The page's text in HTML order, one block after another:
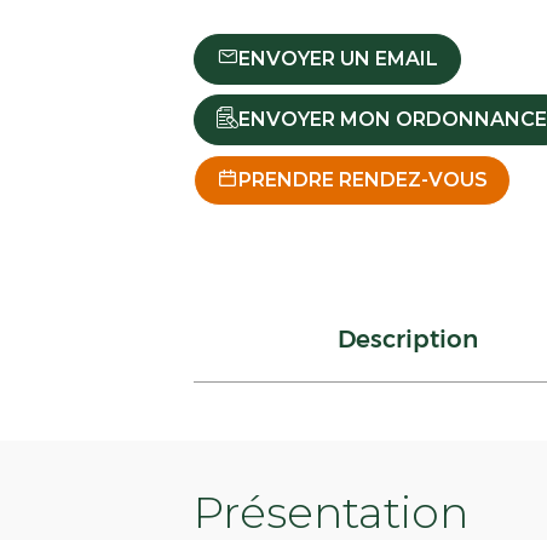
ENVOYER UN EMAIL
ENVOYER MON ORDONNANCE
PRENDRE RENDEZ-VOUS
Description
Présentation